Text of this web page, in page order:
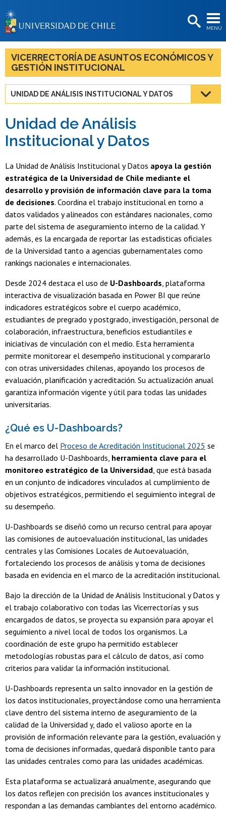
MENÚ
BIBLIOTECAS
LA UNIVERSIDAD
Postulantes
Estudiantes
Funcionarias/os
VICERRECTORÍA DE ASUNTOS ECONÓMICOS Y
GESTIÓN INSTITUCIONAL
UNIDAD DE ANÁLISIS INSTITUCIONAL Y DATOS
Unidad de Análisis
Institucional y Datos
La Unidad de Análisis Institucional y Datos apoya la gestión
estratégica de la Universidad de Chile mediante el
desarrollo y provisión de información clave para la toma
de decisiones. Coordina el trabajo institucional en torno a
datos validados y alineados con estándares nacionales, como
parte del sistema de aseguramiento interno de la calidad. Y
además, es la encargada de reportar las estadisticas oficiales
de la Universidad tanto a agencias gubernamentales como
rankings nacionales e internacionales.
Desde 2024 destaca el uso de U-Dashboards, plataforma
interactiva de visualización basada en Power BI que reúne
indicadores estratégicos sobre el cuerpo académico,
estudiantes de pregrado y postgrado, investigación, personal de
colaboración, infraestructura, beneficios estudiantiles e
iniciativas de vinculación con el medio. Esta herramienta
permite monitorear el desempeño institucional y compararlo
con otras universidades chilenas, apoyando los procesos de
evaluación, planificación y acreditación. Su actualización anual
garantiza información vigente y útil para todas las unidades
universitarias.
¿Qué es U-Dashboards?
En el marco del Proceso de Acreditación Institucional 2025 se
ha desarrollado U-Dashboards, herramienta clave para el
monitoreo estratégico de la Universidad, que está basada
en un conjunto de indicadores vinculados al cumplimiento de
objetivos estratégicos, permitiendo el seguimiento integral de
su desempeño.
U-Dashboards se diseñó como un recurso central para apoyar
las comisiones de autoevaluación institucional, las unidades
centrales y las Comisiones Locales de Autoevaluación,
fortaleciendo los procesos de análisis y toma de decisiones
basada en evidencia en el marco de la acreditación institucional.
Bajo la dirección de la Unidad de Análisis Institucional y Datos y
el trabajo colaborativo con todas las Vicerrectorías y sus
encargados de datos, se proyecta su expansión para apoyar el
seguimiento a nivel local de todos los organismos. La
coordinación de este grupo ha permitido establecer
metodologías robustas para el cálculo de datos, así como
criterios para validar la información institucional.
U-Dashboards representa un salto innovador en la gestión de
los datos institucionales, proyectándose como una herramienta
clave dentro del sistema interno de aseguramiento de la
calidad de la Universidad y, dado el valioso aporte en la
provisión de información relevante para la gestión, evaluación y
toma de decisiones informadas, quedará disponible tanto para
las unidades centrales como para las unidades académicas.
Esta plataforma se actualizará anualmente, asegurando que
los datos reflejen con precisión los avances institucionales y
respondan a las demandas cambiantes del entorno académico.